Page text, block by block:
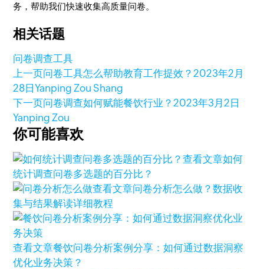
务，帮助我们快速收集高质量问卷。
相关话题
问卷调查工具
上一页问卷工具怎么帮助教育工作提效？ 2023年2月
28日Yanping Zou Shang
下一页问卷调查如何赋能餐饮行业？ 2023年3月2日
Yanping Zou
你可能喜欢
查看文章如何
统计调查问卷多选题的百分比？
查看文章问卷分析怎么做？数据收
集与结果解读详细教程
查看文章餐饮问卷分析案例分享：如何通过数据洞察
优化业务决策？